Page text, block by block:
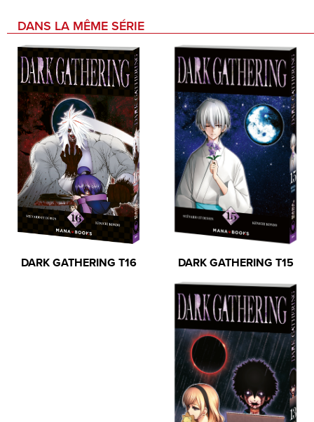
DANS LA MÊME SÉRIE
DARK GATHERING T16 DARK GATHERING T15